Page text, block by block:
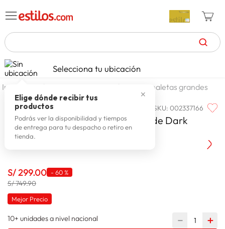
TÉRMINOS MÁS BUSCADOS
1. zapatillas mujer
2. celulares
3. zapatillas hombre
4. moda
6
7. terrex
8. laptop
9. spiderman
Selecciona tu ubicación
✕
Elige dónde recibir tus
productos
Podrás ver la disponibilidad y tiempos
de entrega para tu despacho o retiro en
tienda.
maleteria y viajes maletas maletas grandes
VAMO SKU:002337166
Vamo Maleta Dura Spinner Grande Dark
Brown 28 Pulgadas
S/299.00 - 60 %
S/ 749.90
Mejor Precio
10+ unidades a nivel nacional ＋
－